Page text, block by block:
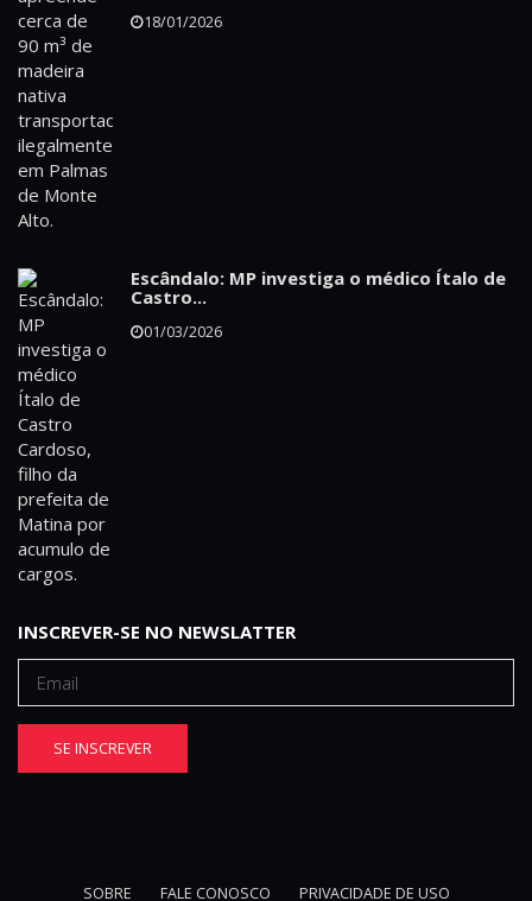
18/01/2026
Escândalo: MP investiga o médico Ítalo de
Castro...
01/03/2026
INSCREVER-SE NO NEWSLATTER
SE INSCREVER
SOBRE FALE CONOSCO PRIVACIDADE DE USO